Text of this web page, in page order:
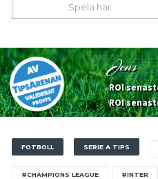
Spela här
Jens
ROI
ROI
FOTBOLL SERIE A TIPS
#CHAMPIONS LEAGUE #INTER